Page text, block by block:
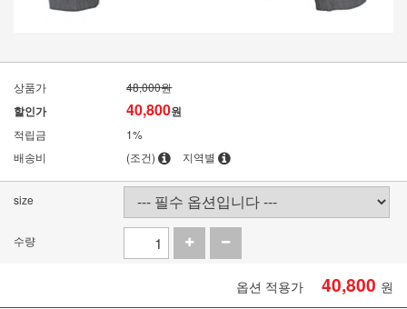
상품가 48,000원
할인가 40,800원
적립금
1%
배송비
(조건) 지역별
size
수량
옵션 적용가 40,800 원